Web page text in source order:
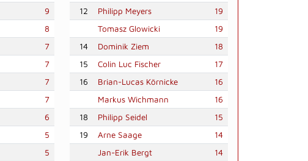
9
8
7
7
7
7
6
5
5
12
Philipp Meyers
19
Tomasz Glowicki
19
14
Dominik Ziem
18
15
Colin Luc Fischer
17
16
Brian-Lucas Körnicke
16
Markus Wichmann
16
18
Philipp Seidel
15
19
Arne Saage
14
Jan-Erik Bergt
14